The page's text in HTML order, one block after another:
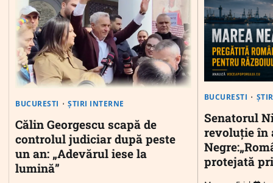
BUCURESTI ȘTIRI INTERNE
Călin Georgescu scapă de
controlul judiciar după peste
un an: „Adevărul iese la
lumină”
BUCURESTI
Senatorul
revoluție în
protejată